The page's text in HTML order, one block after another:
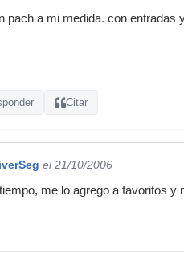
pach a mi medida. con
Citar
el 21/10/2006
me lo agrego a favoritos y